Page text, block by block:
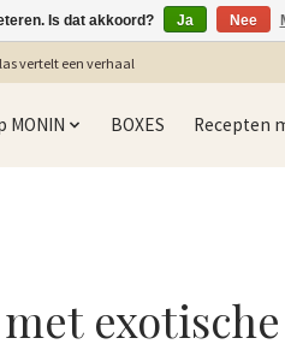
vertelt een verhaal
MONIN BOXES Recepten
Is dat akkoord? Ja Nee